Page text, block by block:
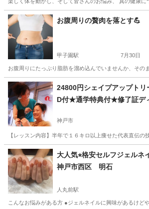
兵庫 西宮市 甲子園駅 美容健康 レッス
お腹周りの贅肉を落とす💪
甲子園駅 7月30日
お腹周りにたっぷり脂肪を溜め込んでいませんか、そ
兵庫 西宮市 甲子園駅 美容健康 コアリ
24800円シェイプアップトリ
D付★通学特典付★修了証デ
校）
神戸市
【レッスン内容】半年で１６キロ以上痩せた代表直伝
兵庫 神戸市 エステ
大人気⭐︎格安セルフジェル
神戸市西区 明石
人丸前駅
こんなお悩みがある方 ●ジェルネイルに興味があるけ